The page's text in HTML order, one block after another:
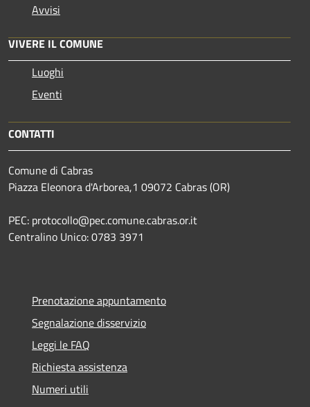
Avvisi
VIVERE IL COMUNE
Luoghi
Eventi
CONTATTI
Comune di Cabras
Piazza Eleonora d'Arborea,1 09072 Cabras (OR)
PEC: protocollo@pec.comune.cabras.or.it
Centralino Unico: 0783 3971
Prenotazione appuntamento
Segnalazione disservizio
Leggi le FAQ
Richiesta assistenza
Numeri utili